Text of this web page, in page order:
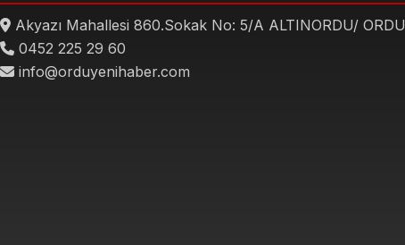
Akyazı Mahallesi 860.Sokak No: 5/A ALTINORDU/ ORDU
0452 225 29 60
info@orduyenihaber.com